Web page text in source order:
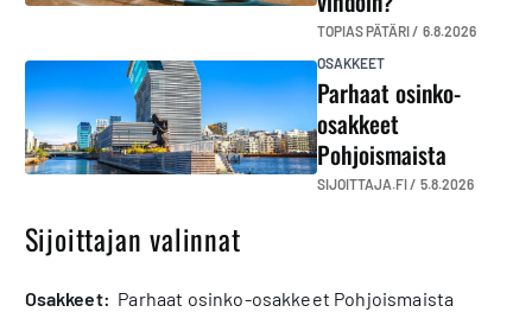
TOPIAS PÄTÄRI / 6.8.2026
OSAKKEET
Parhaat osinko-
osakkeet
Pohjoismaista
SIJOITTAJA.FI / 5.8.2026
Sijoittajan valinnat
osakkeet: Parhaat osinko-osakkeet Pohjoismaista